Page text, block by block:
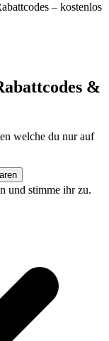
– kostenlos
&
welche du nur auf
und stimme ihr zu.